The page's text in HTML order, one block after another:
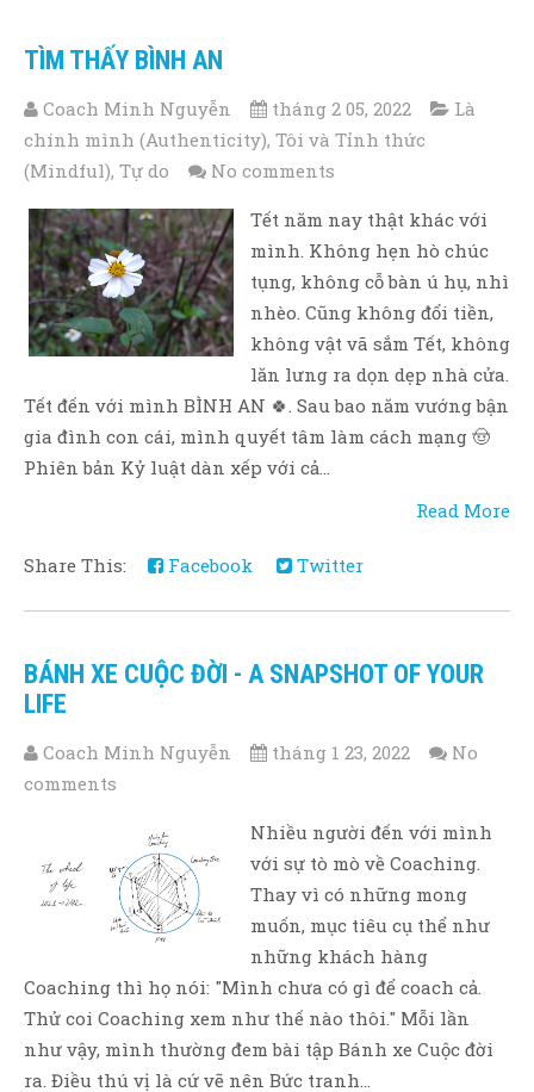
TÌM THẤY BÌNH AN
Coach Minh Nguyễn tháng 2 05, 2022
Là
chính mình (Authenticity), Tôi và Tỉnh thức
(Mindful), Tự do No comments
Tết năm nay thật khác với
mình. Không hẹn hò chúc
tụng, không cỗ bàn ú hụ, nhì
nhèo. Cũng không đổi tiền,
không vật vã sắm Tết, không
lăn lưng ra dọn dẹp nhà cửa.
Tết đến với mình BÌNH AN 🍀. Sau bao năm vướng bận
gia đình con cái, mình quyết tâm làm cách mạng 🤠
Phiên bản Kỷ luật dàn xếp với cả...
Read More
Share This: Facebook Twitter
BÁNH XE CUỘC ĐỜI - A SNAPSHOT OF YOUR
LIFE
Coach Minh Nguyễn tháng 1 23, 2022
No
comments
Nhiều người đến với mình
với sự tò mò về Coaching.
Thay vì có những mong
muốn, mục tiêu cụ thể như
những khách hàng
Coaching thì họ nói: "Mình chưa có gì để coach cả.
Thử coi Coaching xem như thế nào thôi." Mỗi lần
như vậy, mình thường đem bài tập Bánh xe Cuộc đời
ra. Điều thú vị là cứ vẽ nên Bức tranh...